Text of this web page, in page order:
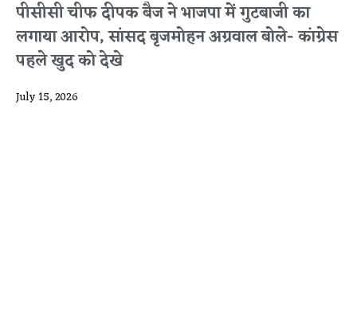
पीसीसी चीफ दीपक बैज ने भाजपा में गुटबाजी का
लगाया आरोप, सांसद बृजमोहन अग्रवाल बोले- कांग्रेस
पहले खुद को देखे
July 15, 2026